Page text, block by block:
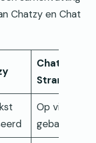
Chatzy en Chat
Chat to
Strangers
Op video
gebaseerd